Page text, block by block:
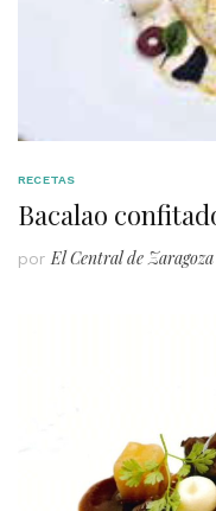
RECETAS
Bacalao
por El Central de Zaragoza